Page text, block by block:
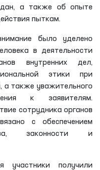
а также об опыте
пыткам.
было уделено
в деятельности
внутренних дел,
этики при
а также уважительного
к заявителям.
сотрудника органов
с обеспечением
законности и
участники получили